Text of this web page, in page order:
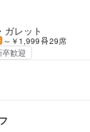
ガレット
～￥1,999
29席
卒歓迎